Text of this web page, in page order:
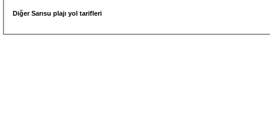
Diğer Sarısu plajı yol tarifleri